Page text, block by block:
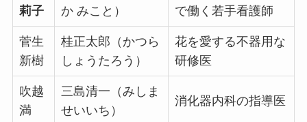
莉子
か みこと）
で働く若手看護師
菅生
新樹
桂正太郎（かつら
しょうたろう）
花を愛する不器用な
研修医
吹越
満
三島清一（みしま
せいいち）
消化器内科の指導医